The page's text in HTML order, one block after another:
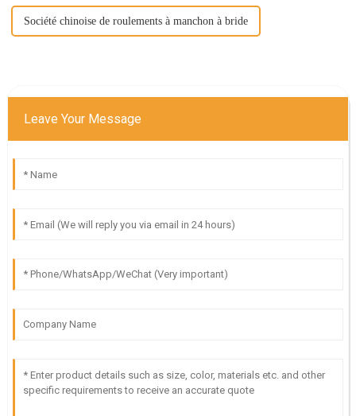
Société chinoise de roulements à manchon à bride
Leave Your Message